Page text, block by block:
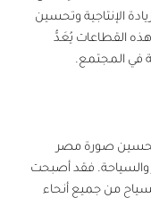
وتحسين
يُعَدُّ
صورة مصر
فقد أصبحت
جميع أنحاء